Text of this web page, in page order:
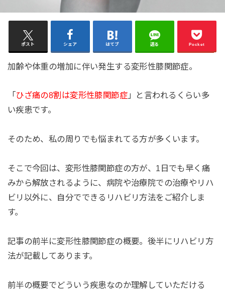
ポスト シェア はてブ 送る Pocket
加齢や体重の増加に伴い発生する変形性膝関節症。
「 ひざ痛の8割は変形性膝関節症 」と言われるくらい多
い疾患です。
そのため、私の周りでも悩まれてる方が多くいます。
そこで今回は、変形性膝関節症の方が、1日でも早く痛
みから解放されるように、病院や治療院での治療やリハ
ビリ以外に、自分でできるリハビリ方法をご紹介しま
す。
記事の前半に変形性膝関節症の概要。後半にリハビリ方
法が記載してあります。
前半の概要でどういう疾患なのか理解していただける